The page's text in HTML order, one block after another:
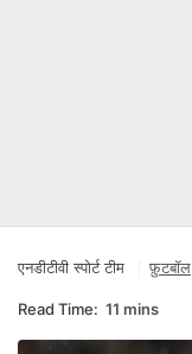
एनडीटीवी स्‍पोर्ट टीम फ़ुटबॉल
Read Time: 11 mins